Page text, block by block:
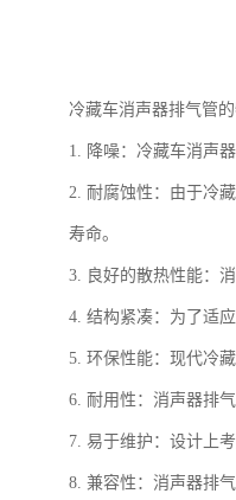
冷藏车消声器排气管
1. 降噪：冷藏车消声
2. 耐腐蚀性：由于冷
寿命。
3. 良好的散热性能：
4. 结构紧凑：为了适
5. 环保性能：现代冷
6. 耐用性：消声器排
7. 易于维护：设计上
8. 兼容性：消声器排